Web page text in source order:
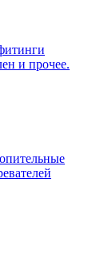
и прочее.